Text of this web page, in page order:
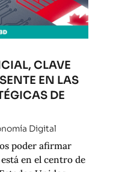
CLAVE
EN LAS
DE
Digital
poder afirmar
en el centro de